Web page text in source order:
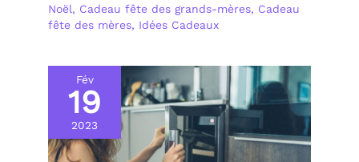
Noël, Cadeau fête des grands-mères, Cadeau
fête des mères, Idées Cadeaux
Fév
19
2023